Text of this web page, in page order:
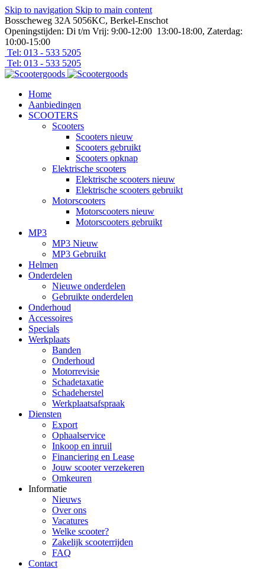
Skip to navigation Skip to main content
Bosscheweg 32A 5056KC, Berkel-Enschot
Openingstijden: Di t/m Vrij: 9:00-12:00 13:00-18:00, Zaterdag:
10:00-15:00
Tel: 013 - 533 5205
Tel: 013 - 533 5205
Home
Aanbiedingen
SCOOTERS
Scooters
Scooters nieuw
Scooters gebruikt
Scooters opknap
Elektrische scooters
Elektrische scooters nieuw
Elektrische scooters gebruikt
Motorscooters
Motorscooters nieuw
Motorscooters gebruikt
MP3
MP3 Nieuw
MP3 Gebruikt
Helmen
Onderdelen
Nieuwe onderdelen
Gebruikte onderdelen
Onderhoud
Accessoires
Specials
Werkplaats
Banden
Onderhoud
Motorrevisie
Schadetaxatie
Schadeherstel
Werkplaatsafspraak
Diensten
Export
Ophaalservice
Inkoop en inruil
Financiering en Lease
Jouw scooter verzekeren
Omkeuren
Informatie
Nieuws
Over ons
Vacatures
Welke scooter?
Zakelijk scooterrijden
FAQ
Contact